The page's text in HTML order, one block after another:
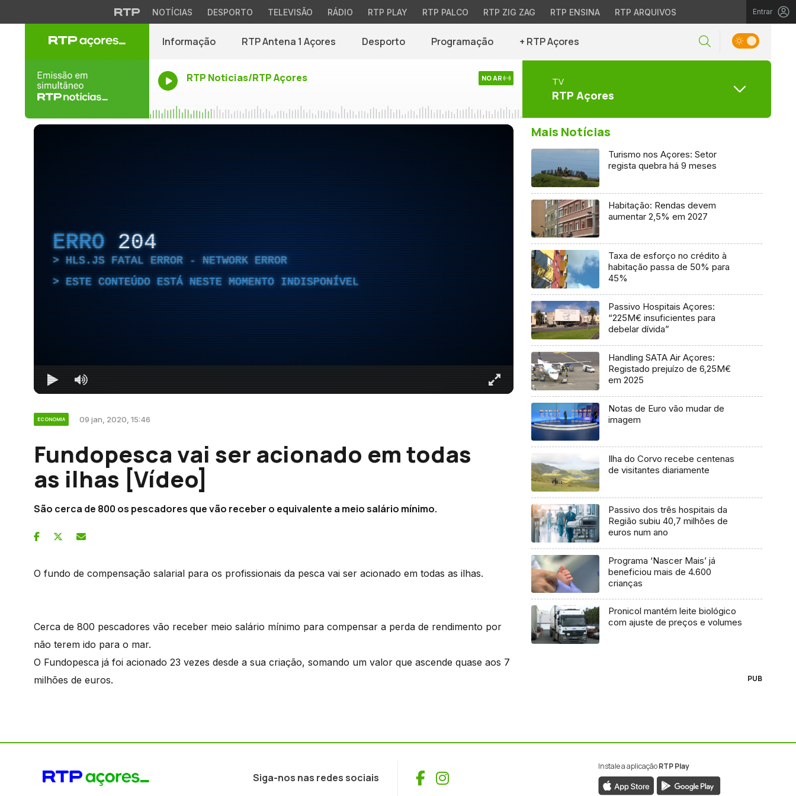
NOTÍCIAS DESPORTO TELEVISÃO RÁDIO RTP PLAY RTP PALCO RTP ZIG ZAG RTP ENSINA RTP ARQUIVOS Entrar
Informação RTP Antena 1 Açores Desporto Programação + RTP Açores
RTP Noticias/RTP Açores NO AR TV
RTP Açores
ERRO 204
HLS.JS FATAL ERROR - NETWORK ERROR
ESTE CONTEÚDO ESTÁ NESTE MOMENTO INDISPONÍVEL
ECONOMIA 09 jan, 2020, 15:46
Fundopesca vai ser acionado em todas
as ilhas [Vídeo]
São cerca de 800 os pescadores que vão receber o equivalente a meio salário mínimo.
O fundo de compensação salarial para os profissionais da pesca vai ser acionado em todas as ilhas.
Cerca de 800 pescadores vão receber meio salário mínimo para compensar a perda de rendimento por
não terem ido para o mar.
O Fundopesca já foi acionado 23 vezes desde a sua criação, somando um valor que ascende quase aos 7
milhões de euros.
Mais Notícias
Turismo nos Açores: Setor
regista quebra há 9 meses
Habitação: Rendas devem
aumentar 2,5% em 2027
Taxa de esforço no crédito à
habitação passa de 50% para
45%
Passivo Hospitais Açores:
“225M€ insuficientes para
debelar dívida”
Handling SATA Air Açores:
Registado prejuízo de 6,25M€
em 2025
Notas de Euro vão mudar de
imagem
Ilha do Corvo recebe centenas
de visitantes diariamente
Passivo dos três hospitais da
Região subiu 40,7 milhões de
euros num ano
Programa ‘Nascer Mais’ já
beneficiou mais de 4.600
crianças
Pronicol mantém leite biológico
com ajuste de preços e volumes
PUB
Siga-nos nas redes sociais Facebook
Instagram
Instale a aplicaçãoRTP Play